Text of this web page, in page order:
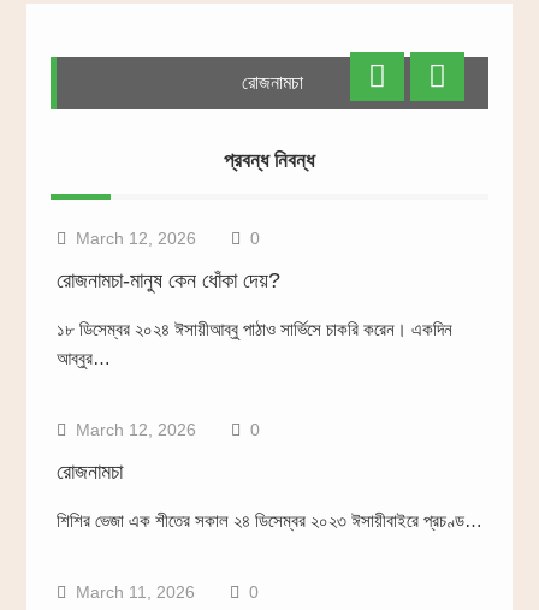
রোজনামচা
প্রবন্ধ নিবন্ধ
March 12, 2026 0
রোজনামচা-মানুষ কেন ধোঁকা দেয়?
১৮ ডিসেম্বর ২০২৪ ঈসায়ীআব্বু পাঠাও সার্ভিসে চাকরি করেন। একদিন
আব্বুর…প্রবন্ধ-নিবন্ধ
March 12, 2026 0
রোজনামচা
শিশির ভেজা এক শীতের সকাল ২৪ ডিসেম্বর ২০২৩ ঈসায়ীবাইরে প্রচণ্ড…
প্রবন্ধ-নিবন্ধ
March 11, 2026 0